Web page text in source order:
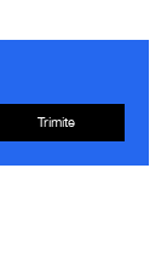
Trimite